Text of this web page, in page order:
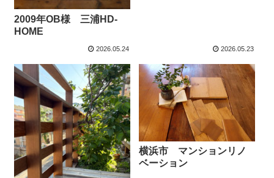
2009年OB様 三浦HD-
HOME
2026.05.24 2026.05.23
横浜市 マンションリノ
ベーション